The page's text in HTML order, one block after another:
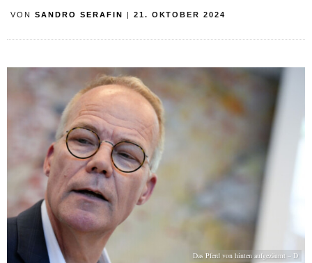
VON SANDRO SERAFIN 21. OKTOBER 2024
Das Pferd von hinten aufgezäumt – D